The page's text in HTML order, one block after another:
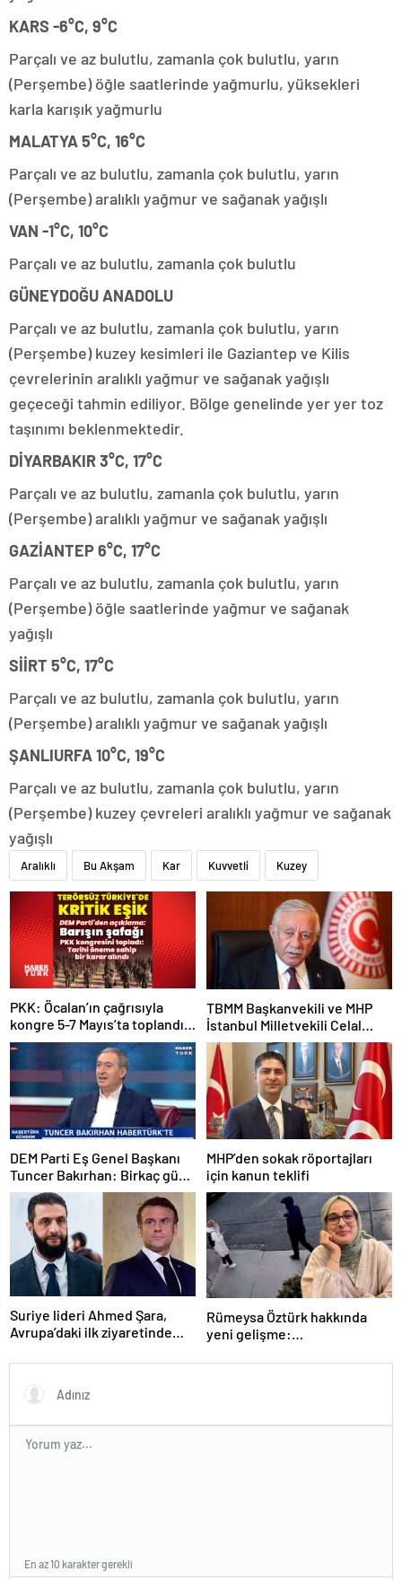
KARS -6°C, 9°C
Parçalı ve az bulutlu, zamanla çok bulutlu, yarın
(Perşembe) öğle saatlerinde yağmurlu, yüksekleri
karla karışık yağmurlu
MALATYA 5°C, 16°C
Parçalı ve az bulutlu, zamanla çok bulutlu, yarın
(Perşembe) aralıklı yağmur ve sağanak yağışlı
VAN -1°C, 10°C
Parçalı ve az bulutlu, zamanla çok bulutlu
GÜNEYDOĞU ANADOLU
Parçalı ve az bulutlu, zamanla çok bulutlu, yarın
(Perşembe) kuzey kesimleri ile Gaziantep ve Kilis
çevrelerinin aralıklı yağmur ve sağanak yağışlı
geçeceği tahmin ediliyor. Bölge genelinde yer yer toz
taşınımı beklenmektedir.
DİYARBAKIR 3°C, 17°C
Parçalı ve az bulutlu, zamanla çok bulutlu, yarın
(Perşembe) aralıklı yağmur ve sağanak yağışlı
GAZİANTEP 6°C, 17°C
Parçalı ve az bulutlu, zamanla çok bulutlu, yarın
(Perşembe) öğle saatlerinde yağmur ve sağanak
yağışlı
SİİRT 5°C, 17°C
Parçalı ve az bulutlu, zamanla çok bulutlu, yarın
(Perşembe) aralıklı yağmur ve sağanak yağışlı
ŞANLIURFA 10°C, 19°C
Parçalı ve az bulutlu, zamanla çok bulutlu, yarın
(Perşembe) kuzey çevreleri aralıklı yağmur ve sağanak
yağışlı
Aralıklı Bu Akşam Kar Kuvvetli Kuzey
PKK: Öcalan’ın çağrısıyla
kongre 5-7 Mayıs’ta toplandı!
Tarihi bir karar alındı!
TBMM Başkanvekili ve MHP
İstanbul Milletvekili Celal
Adan: Kan ve kin devri
kapanmıştır
DEM Parti Eş Genel Başkanı
Tuncer Bakırhan: Birkaç gün
içerisinde kongre kararları
açıklanacak
MHP’den sokak röportajları
için kanun teklifi
Suriye lideri Ahmed Şara,
Avrupa’daki ilk ziyaretinde
Rümeysa Öztürk hakkında
yeni gelişme:
geciktirilmemesini istedi
En az 10 karakter gerekli